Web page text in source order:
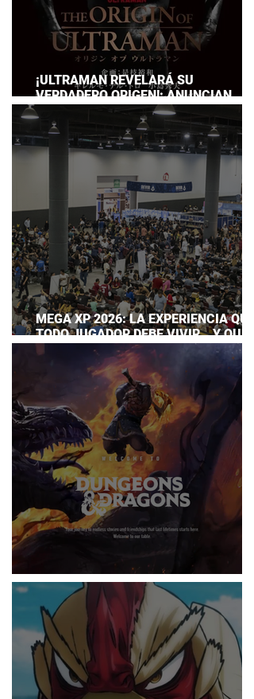
¡ULTRAMAN REVELARÁ SU
VERDADERO ORIGEN!: ANUNCIAN
DOCUMENTAL POR EL 60
ANIVERSARIO DE LA FRANQUICIA
MEGA XP 2026: LA EXPERIENCIA QUE
TODO JUGADOR DEBE VIVIR… Y QUE
AHORA PUEDES DISFRUTAR A TU
DUNGEONS & DRAGONS ¿TE